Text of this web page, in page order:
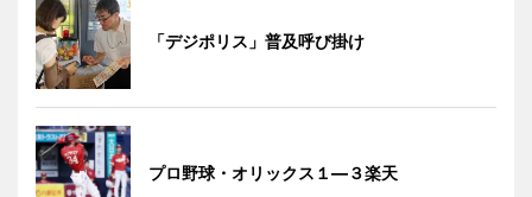
「デジポリス」普及呼び掛け
プロ野球・オリックス１―３楽天